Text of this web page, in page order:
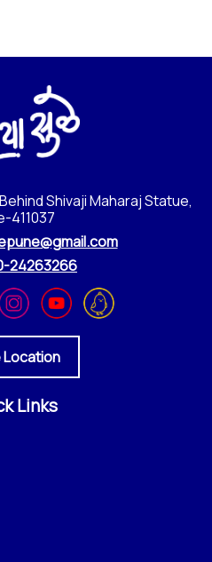
Shivaji Maharaj Statue,
411037
24263266
Location
Links